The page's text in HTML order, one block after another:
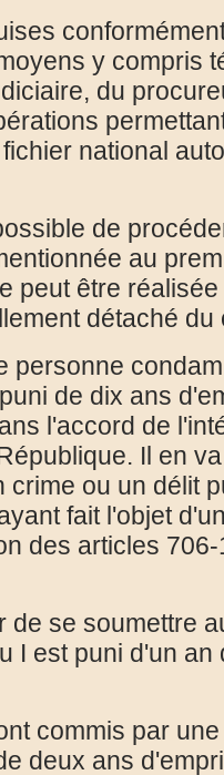
y compris
du
national
de
au
peut être
détaché
personne
de dix ans
l'accord de
Il en
crime ou un délit
fait l'objet
des articles
de se soumettre
I est puni d'un
commis par
deux ans